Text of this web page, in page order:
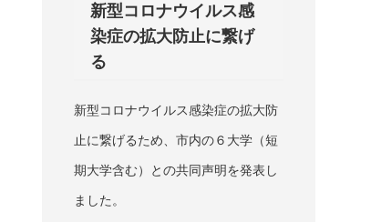
新型コロナウイルス感
染症の拡大防止に繋げ
る
新型コロナウイルス感染症の拡大防
止に繋げるため、市内の６大学（短
期大学含む）との共同声明を発表し
ました。